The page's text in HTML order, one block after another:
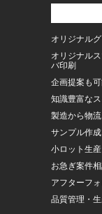
オリジナル
オリジナル
バ印刷
企画提案も
知識豊富な
製造から物
サンプル作
小ロット生
お急ぎ案件
アフターフ
品質管理・